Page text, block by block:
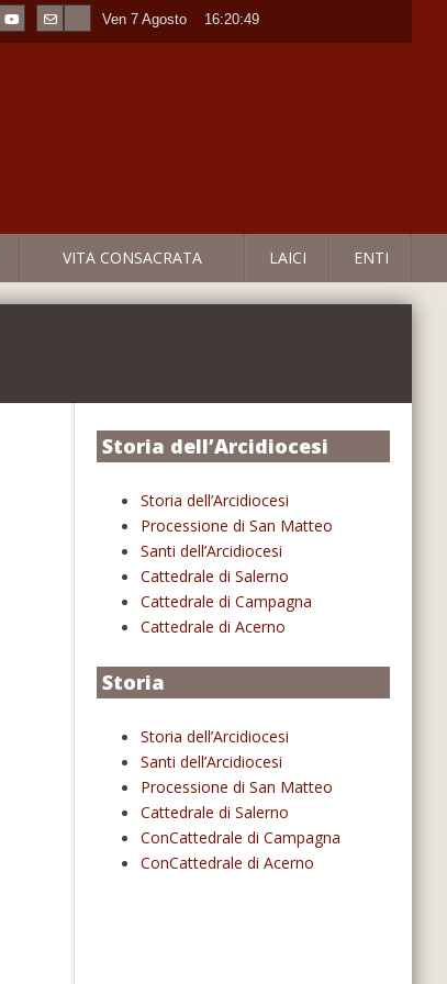
Ven 7 Agosto 16:20:49
VITA CONSACRATA LAICI ENTI
Storia dell’Arcidiocesi
Storia dell’Arcidiocesi
Processione di San Matteo
Santi dell’Arcidiocesi
Cattedrale di Salerno
Cattedrale di Campagna
Cattedrale di Acerno
Storia
Storia dell’Arcidiocesi
Santi dell’Arcidiocesi
Processione di San Matteo
Cattedrale di Salerno
ConCattedrale di Campagna
ConCattedrale di Acerno